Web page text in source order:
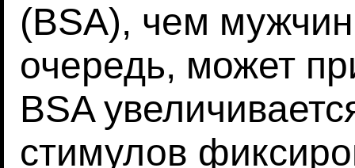
(BSA), чем
очередь, может
BSA
стимулов